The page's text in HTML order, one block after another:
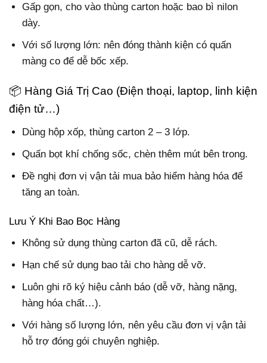
Gấp gọn, cho vào thùng carton hoặc bao bì nilon
dày.
Với số lượng lớn: nên đóng thành kiện có quấn
màng co để dễ bốc xếp.
📦 Hàng Giá Trị Cao (Điện thoại, laptop, linh kiện
điện tử…)
Dùng hộp xốp, thùng carton 2 – 3 lớp.
Quấn bọt khí chống sốc, chèn thêm mút bên trong.
Đề nghị đơn vị vận tải mua bảo hiểm hàng hóa để
tăng an toàn.
Lưu Ý Khi Bao Bọc Hàng
Không sử dụng thùng carton đã cũ, dễ rách.
Hạn chế sử dụng bao tải cho hàng dễ vỡ.
Luôn ghi rõ ký hiệu cảnh báo (dễ vỡ, hàng nặng,
hàng hóa chất…).
Với hàng số lượng lớn, nên yêu cầu đơn vị vận tải
hỗ trợ đóng gói chuyên nghiệp.